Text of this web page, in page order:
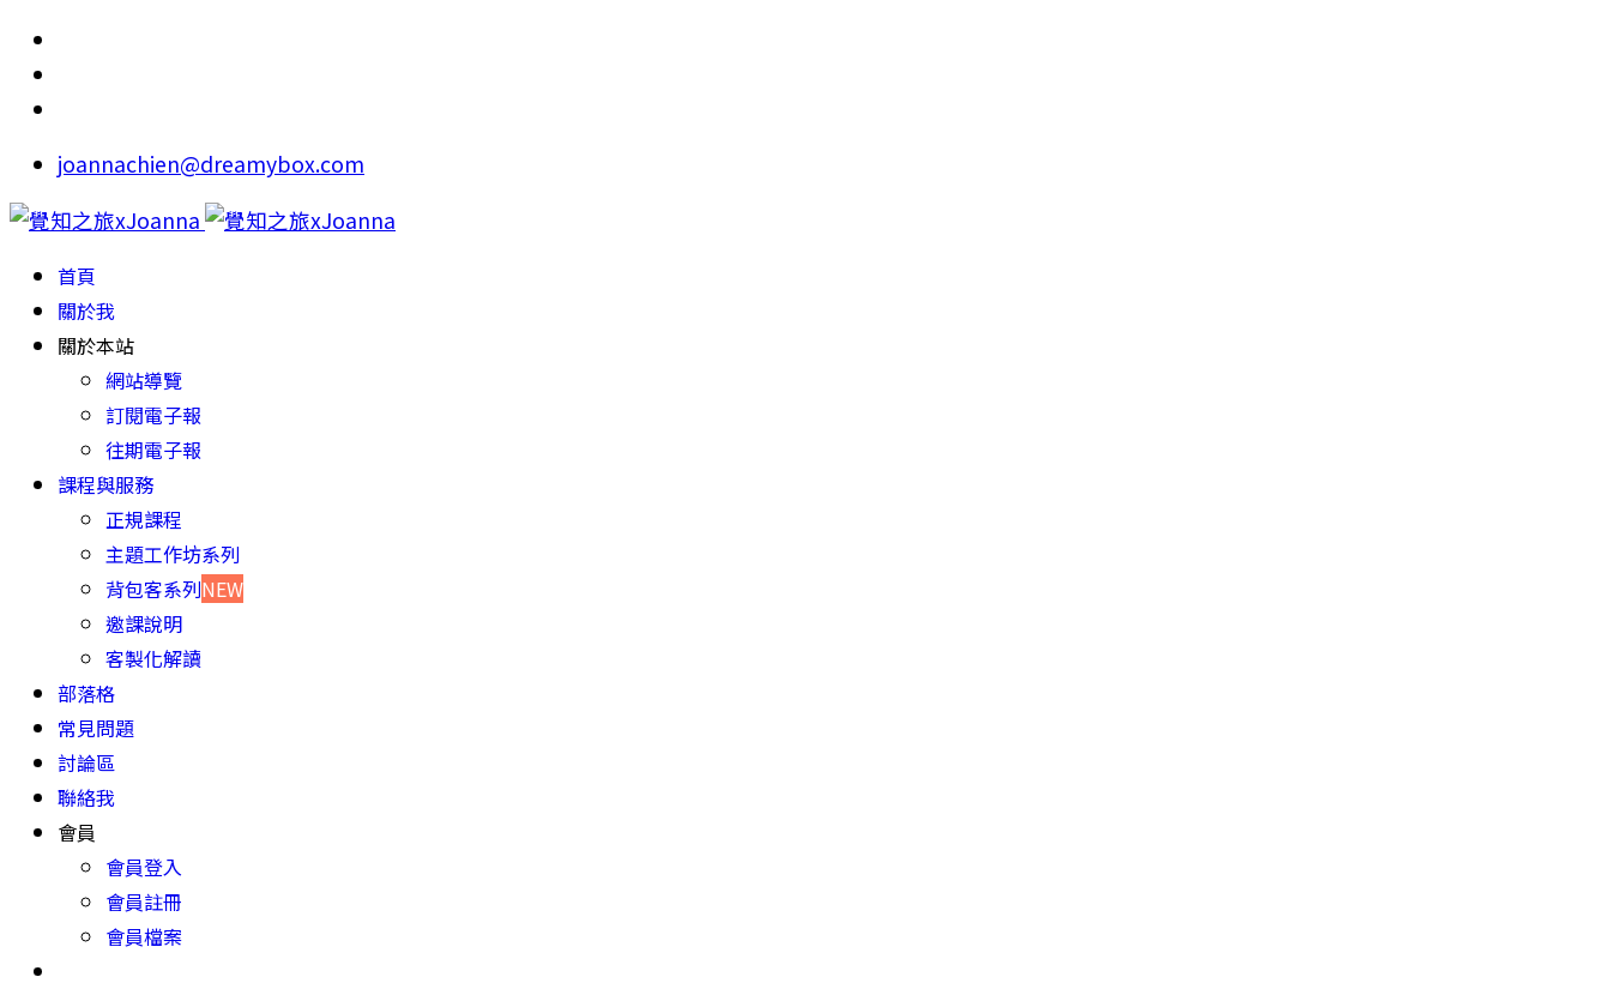
joannachien@dreamybox.com
首頁
關於我
關於本站
網站導覽
訂閱電子報
往期電子報
課程與服務
正規課程
主題工作坊系列
背包客系列NEW
邀課說明
客製化解讀
部落格
常見問題
討論區
聯絡我
會員
會員登入
會員註冊
會員檔案